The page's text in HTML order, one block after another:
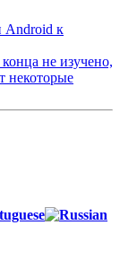
Android к
не изучено,
некоторые